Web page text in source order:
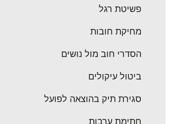
פשיטת רגל
מחיקת חובות
הסדרי חוב מול נושים
ביטול עיקולים
סגירת תיק בהוצאה לפועל
חתימת ערבות